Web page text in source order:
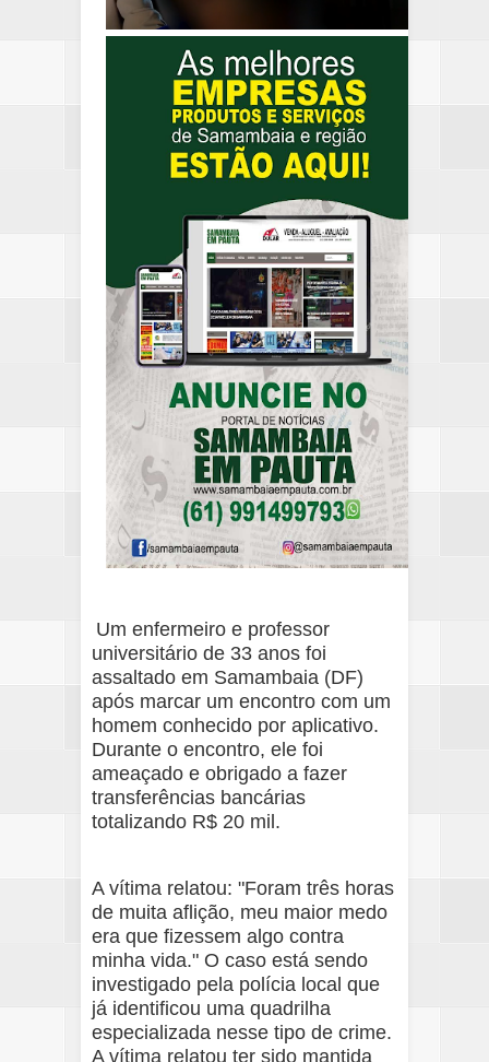
Um enfermeiro e professor
universitário de 33 anos foi
assaltado em Samambaia (DF)
após marcar um encontro com um
homem conhecido por aplicativo.
Durante o encontro, ele foi
ameaçado e obrigado a fazer
transferências bancárias
totalizando R$ 20 mil.
A vítima relatou: "Foram três horas
de muita aflição, meu maior medo
era que fizessem algo contra
minha vida." O caso está sendo
investigado pela polícia local que
já identificou uma quadrilha
especializada nesse tipo de crime.
A vítima relatou ter sido mantida